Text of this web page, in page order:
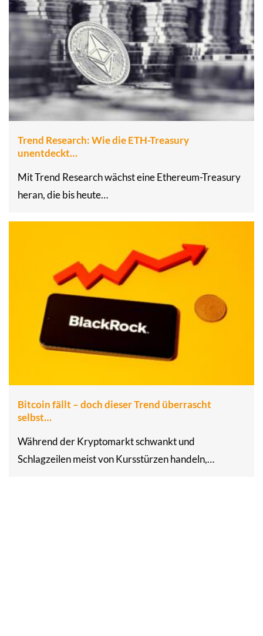
Trend Research: Wie die ETH-Treasury
unentdeckt…
Mit Trend Research wächst eine Ethereum-Treasury
heran, die bis heute…
Bitcoin fällt – doch dieser Trend überrascht
selbst…
Während der Kryptomarkt schwankt und
Schlagzeilen meist von Kursstürzen handeln,…